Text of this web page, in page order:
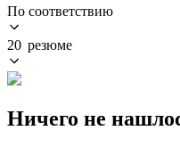
По соответствию
20 резюме
Ничего не